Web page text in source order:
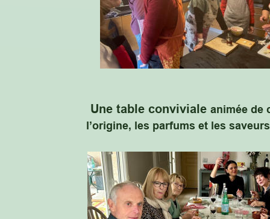
Une table conviviale animée de
l’origine, les parfums et les